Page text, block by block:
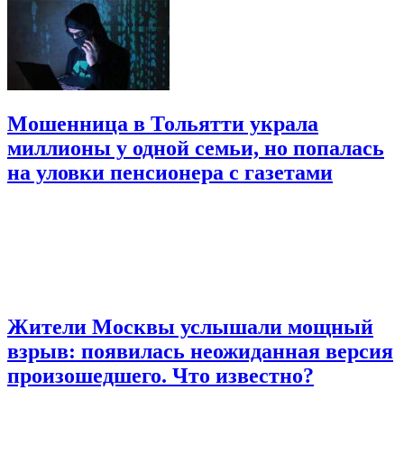
Мошенница в Тольятти украла
миллионы у одной семьи, но попалась
на уловки пенсионера с газетами
Жители Москвы услышали мощный
взрыв: появилась неожиданная версия
произошедшего. Что известно?